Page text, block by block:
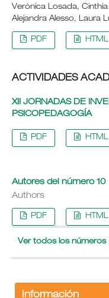
Verónica Losada,
Alejandra Alesso, Laura
PDF HTML
ACTIVIDADES
XII JORNADAS DE
PSICOPEDAGOGÍA
PDF HTML
Autores del número 10
Authors
PDF HTML
Ver todos los números
Información